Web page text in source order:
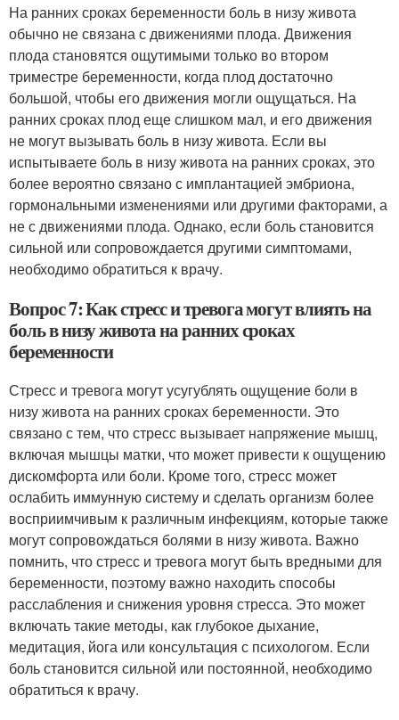
На ранних сроках беременности боль в низу живота
обычно не связана с движениями плода. Движения
плода становятся ощутимыми только во втором
триместре беременности, когда плод достаточно
большой, чтобы его движения могли ощущаться. На
ранних сроках плод еще слишком мал, и его движения
не могут вызывать боль в низу живота. Если вы
испытываете боль в низу живота на ранних сроках, это
более вероятно связано с имплантацией эмбриона,
гормональными изменениями или другими факторами, а
не с движениями плода. Однако, если боль становится
сильной или сопровождается другими симптомами,
необходимо обратиться к врачу.
Вопрос 7: Как стресс и тревога могут влиять на
боль в низу живота на ранних сроках
беременности
Стресс и тревога могут усугублять ощущение боли в
низу живота на ранних сроках беременности. Это
связано с тем, что стресс вызывает напряжение мышц,
включая мышцы матки, что может привести к ощущению
дискомфорта или боли. Кроме того, стресс может
ослабить иммунную систему и сделать организм более
восприимчивым к различным инфекциям, которые также
могут сопровождаться болями в низу живота. Важно
помнить, что стресс и тревога могут быть вредными для
беременности, поэтому важно находить способы
расслабления и снижения уровня стресса. Это может
включать такие методы, как глубокое дыхание,
медитация, йога или консультация с психологом. Если
боль становится сильной или постоянной, необходимо
обратиться к врачу.